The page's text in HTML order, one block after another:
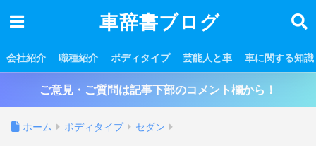
車辞書ブログ
会社紹介 職種紹介 ボディタイプ 芸能人と車 車に関する知識
ご意見・ご質問は記事下部のコメント欄から！
ホーム ボディタイプ セダン